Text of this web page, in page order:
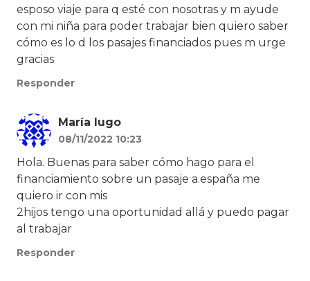
esposo viaje para q esté con nosotras y m ayude
con mi niña para poder trabajar bien quiero saber
cómo es lo d los pasajes financiados pues m urge
gracias
Responder
María lugo
08/11/2022 10:23
Hola. Buenas para saber cómo hago para el
financiamiento sobre un pasaje a.españa me
quiero ir con mis
2hijos tengo una oportunidad allá y puedo pagar
al trabajar
Responder